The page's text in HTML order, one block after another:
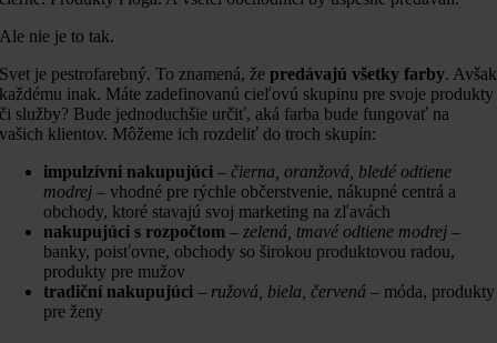
Ale nie je to tak.
Svet je pestrofarebný. To znamená, žepredávajú všetky farby. Avšak
každému inak. Máte zadefinovanú cieľovú skupinu pre svoje produkty
či služby? Bude jednoduchšie určiť, aká farba bude fungovať na
vašich klientov. Môžeme ich rozdeliť do troch skupín:
impulzívni nakupujúci –čierna, oranžová, bledé odtiene
modrej – vhodné pre rýchle občerstvenie, nákupné centrá a
obchody, ktoré stavajú svoj marketing na zľavách
nakupujúci s rozpočtom –zelená, tmavé odtiene modrej –
banky, poisťovne, obchody so širokou produktovou radou,
produkty pre mužov
tradiční nakupujúci – ružová, biela, červená – móda, produkty
pre ženy